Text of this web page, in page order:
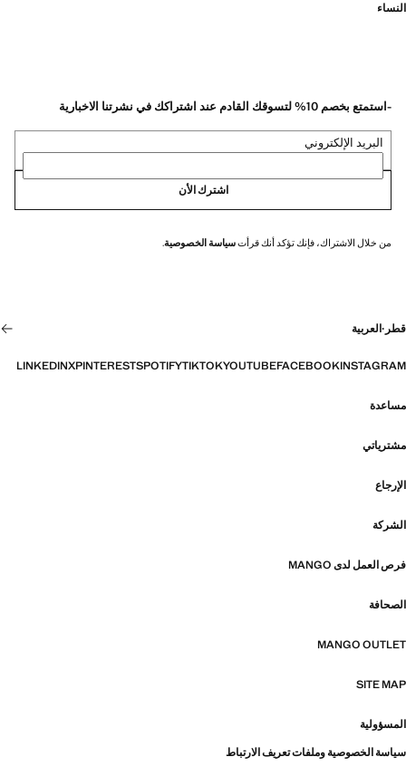
النساء
-استمتع بخصم 10% لتسوقك القادم عند اشتراكك في نشرتنا الاخبارية
البريد الإلكتروني
اشترك الأن
من خلال الاشتراك، فإنك تؤكد أنك قرأتسياسة الخصوصية.
قطر ·العربية
INSTAGRAM
FACEBOOK
YOUTUBE
TIKTOK
SPOTIFY
PINTEREST
X
LINKEDIN
مساعدة
مشترياتي
الإرجاع
الشركة
فرص العمل لدى MANGO
الصحافة
MANGO OUTLET
SITE MAP
المسؤولية
سياسة الخصوصية وملفات تعريف الارتباط